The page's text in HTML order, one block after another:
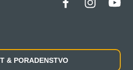
& PORADENSTVO